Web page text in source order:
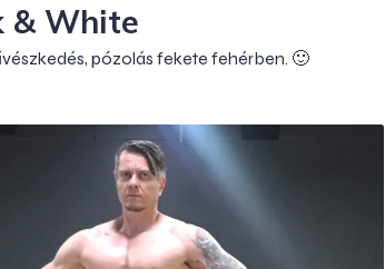
& White
pózolás fekete fehérben. 🙂